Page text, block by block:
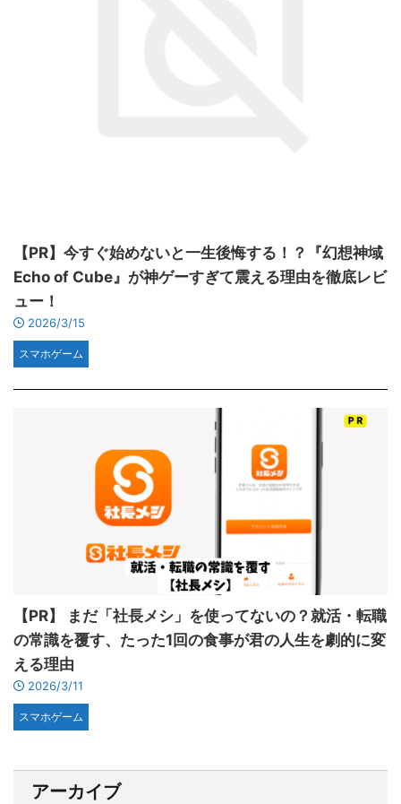
【PR】今すぐ始めないと一生後悔する！？『幻想神域
Echo of Cube』が神ゲーすぎて震える理由を徹底レビ
ュー！
2026/3/15
スマホゲーム
【PR】 まだ「社長メシ」を使ってないの？就活・転職
の常識を覆す、たった1回の食事が君の人生を劇的に変
える理由
2026/3/11
スマホゲーム
アーカイブ